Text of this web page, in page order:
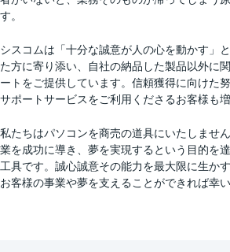
す。
シスコムは「十分な誠意が人の心を動かす」
た方に寄り添い、自社の納品した製品以外に
ートをご提供しています。信頼獲得に向けた
サポートサービスをご利用くださるお客様も増
私たちはパソコンを商売の道具にいたしませ
業を成功に導き、夢を実現するという目的を
工具です。誠心誠意その能力を最大限に生か
お客様の事業や夢を支えることができれば幸い